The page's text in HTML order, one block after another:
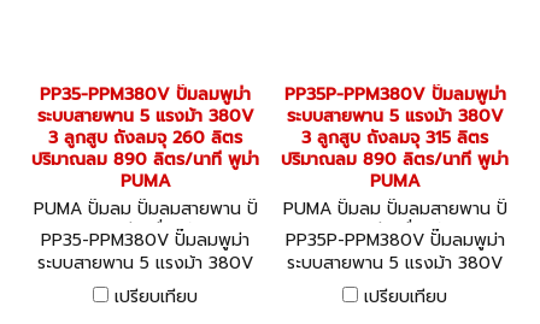
PP35-PPM380V ปั๊มลมพูม่า
ระบบสายพาน 5 แรงม้า 380V
3 ลูกสูบ ถังลมจุ 260 ลิตร
ปริมาณลม 890 ลิตร/นาที พูม่า
PUMA
PUMA ปั๊มลม ปั๊มลมสายพาน ปั๊
มลมออยล์ฟรี เครื่องอัดลม PP
35-PPM380V
PP35-PPM380V ปั๊มลมพูม่า
ระบบสายพาน 5 แรงม้า 380V
3 ลูกสูบ ถังลมจุ 260 ลิตร
ปริมาณลม 890 ลิตร/นาที พูม่า
เปรียบเทียบ
PP35P-PPM380V ปั๊มลมพูม่า
ระบบสายพาน 5 แรงม้า 380V
3 ลูกสูบ ถังลมจุ 315 ลิตร
ปริมาณลม 890 ลิตร/นาที พูม่า
PUMA
PUMA ปั๊มลม ปั๊มลมสายพาน ปั๊
มลมออยล์ฟรี เครื่องอัดลม PP
35P-PPM380V
PP35P-PPM380V ปั๊มลมพูม่า
ระบบสายพาน 5 แรงม้า 380V
3 ลูกสูบ ถังลมจุ 315 ลิตร
ปริมาณลม 890 ลิตร/นาที พูม่า
เปรียบเทียบ